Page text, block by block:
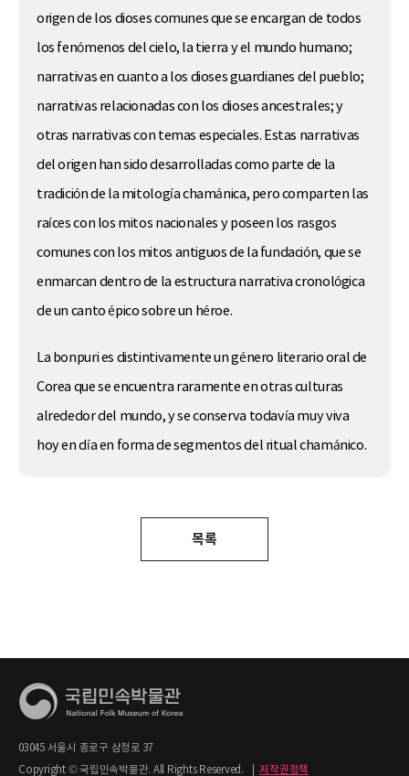
origen de los dioses comunes que se encargan de todos
los fenómenos del cielo, la tierra y el mundo humano;
narrativas en cuanto a los dioses guardianes del pueblo;
narrativas relacionadas con los dioses ancestrales; y
otras narrativas con temas especiales. Estas narrativas
del origen han sido desarrolladas como parte de la
tradición de la mitología chamánica, pero comparten las
raíces con los mitos nacionales y poseen los rasgos
comunes con los mitos antiguos de la fundación, que se
enmarcan dentro de la estructura narrativa cronológica
de un canto épico sobre un héroe.
La bonpuri es distintivamente un género literario oral de
Corea que se encuentra raramente en otras culturas
alrededor del mundo, y se conserva todavía muy viva
hoy en día en forma de segmentos del ritual chamánico.
목록
03045 서울시 종로구 삼청로 37
Copyright © 국립민속박물관. All Rights Reserved.
저작권정책